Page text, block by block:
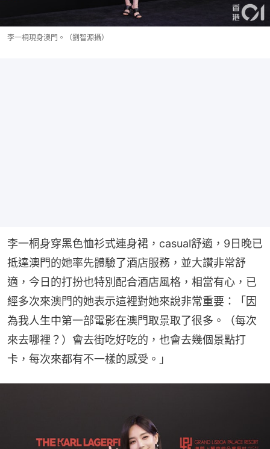
李一桐現身澳門。（劉智源攝）
李一桐身穿黑色恤衫式連身裙，casual舒適，9日晚已
抵達澳門的她率先體驗了酒店服務，並大讚非常舒
適，今日的打扮也特別配合酒店風格，相當有心，已
經多次來澳門的她表示這裡對她來說非常重要：「因
為我人生中第一部電影在澳門取景取了很多。（每次
來去哪裡？）會去街吃好吃的，也會去幾個景點打
卡，每次來都有不一樣的感受。」